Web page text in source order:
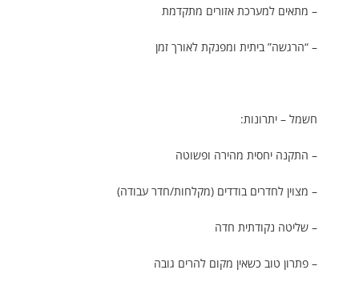
– מתאים למערכת אזורים מתקדמת
– “הרגשה” ביתית ומפנקת לאורך זמן
חשמל – יתרונות:
– התקנה יחסית מהירה ופשוטה
– מצוין לחדרים בודדים (מקלחות/חדר עבודה)
– שליטה נקודתית חדה
– פתרון טוב כשאין מקום להרים גובה